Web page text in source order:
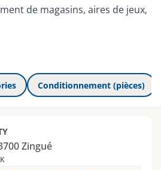
de magasins, aires de jeux,
Conditionnement (pièces)
Zingué